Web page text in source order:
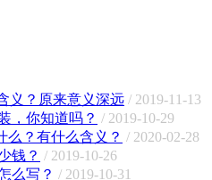
义？原来意义深远 / 2019-11-13
，你知道吗？ / 2019-10-29
么？有什么含义？ / 2020-02-28
钱？ / 2019-10-26
么写？ / 2019-10-31